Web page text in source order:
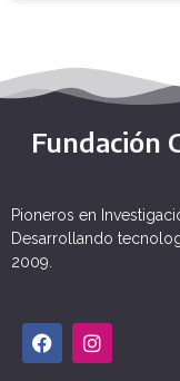
Fundación
Pioneros en
Desarrollando
2009.